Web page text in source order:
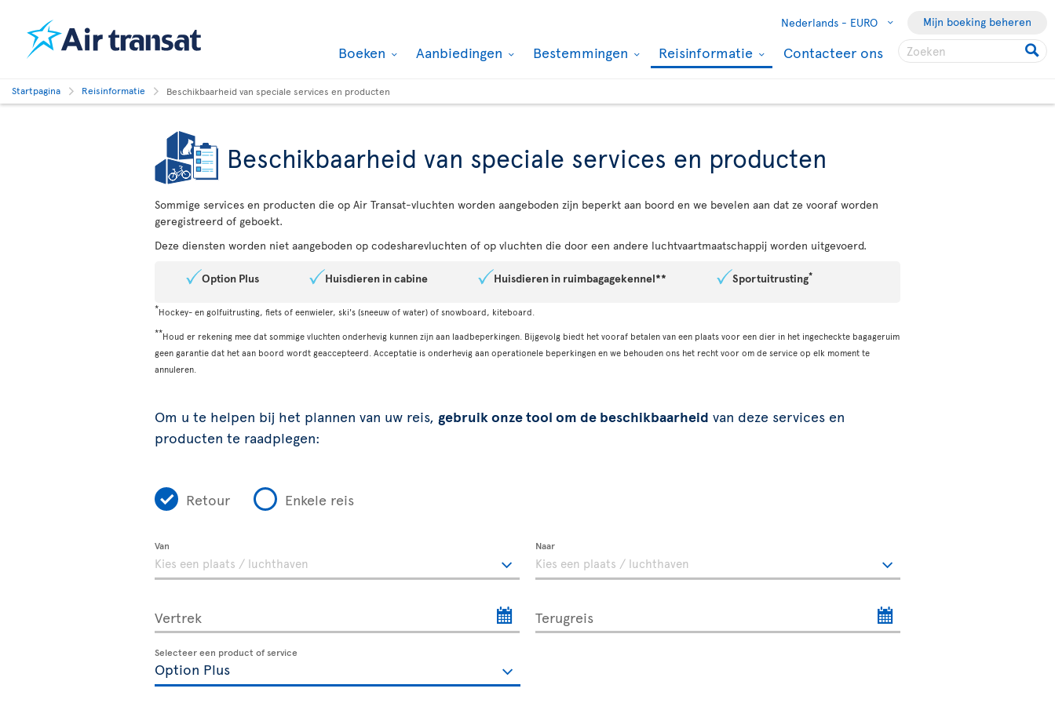
Nederlands - EURO Mijn boeking beheren
Boeken Aanbiedingen Bestemmingen Reisinformatie Contacteer ons
Startpagina Reisinformatie Beschikbaarheid van speciale services en producten
Beschikbaarheid van speciale services en producten
Sommige services en producten die op Air Transat-vluchten worden aangeboden zijn beperkt aan boord en we bevelen aan dat ze vooraf worden
geregistreerd of geboekt.
Deze diensten worden niet aangeboden op codesharevluchten of op vluchten die door een andere luchtvaartmaatschappij worden uitgevoerd.
Option Plus Huisdieren in cabine Huisdieren in ruimbagagekennel** Sportuitrusting*
*Hockey- en golfuitrusting, fiets of eenwieler, ski's (sneeuw of water) of snowboard, kiteboard.
**Houd er rekening mee dat sommige vluchten onderhevig kunnen zijn aan laadbeperkingen. Bijgevolg biedt het vooraf betalen van een plaats voor een dier in het ingecheckte bagageruim
geen garantie dat het aan boord wordt geaccepteerd. Acceptatie is onderhevig aan operationele beperkingen en we behouden ons het recht voor om de service op elk moment te
annuleren.
Om u te helpen bij het plannen van uw reis, gebruik onze tool om de beschikbaarheid van deze services en
producten te raadplegen:
Retour Enkele reis
Van Naar
Vertrek Terugreis
Selecteer een product of service